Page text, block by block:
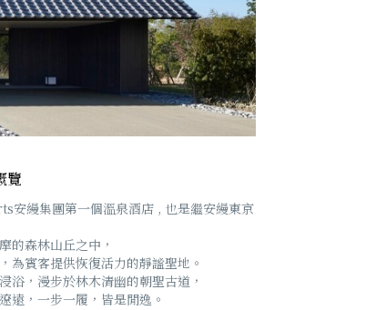
覽
安縵集團第一個溫泉酒店 , 也是繼安縵東京
的森林山丘之中，
為賓客提供恢復活力的靜謐聖地。
浴，漫步於林木清幽的朝聖古道，
遠，一步一履，皆是閒逸。